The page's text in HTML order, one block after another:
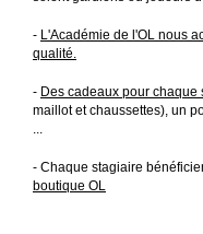
- L'Académie de l'OL nous
qualité.
- Des cadeaux pour chaque
maillot et chaussettes), un
...
- Chaque stagiaire
boutique OL